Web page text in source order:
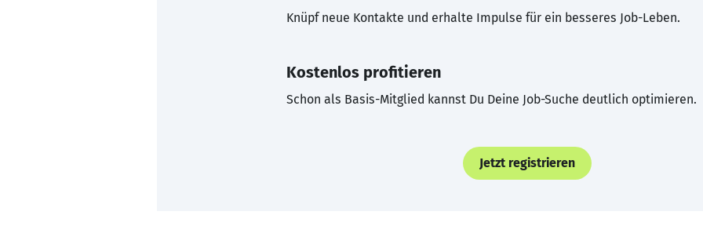
Knüpf neue Kontakte und erhalte Impulse für ein besseres Job-Leben.
Kostenlos profitieren
Schon als Basis-Mitglied kannst Du Deine Job-Suche deutlich optimieren.
Jetzt registrieren